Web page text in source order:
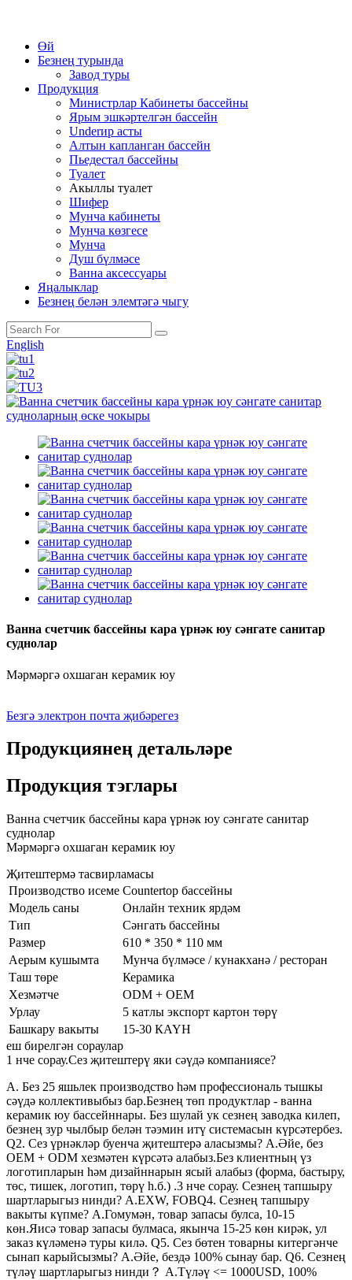
Өй
Безнең турында
Завод туры
Продукция
Министрлар Кабинеты бассейны
Ярым эшкәртелгән бассейн
Underир асты
Алтын капланган бассейн
Пьедестал бассейны
Туалет
Акыллы туалет
Шифер
Мунча кабинеты
Мунча көзгесе
Мунча
Душ бүлмәсе
Ванна аксессуары
Яңалыклар
Безнең белән элемтәгә чыгу
English
Ванна счетчик бассейны кара үрнәк юу сәнгате санитар
суднолар
Мәрмәргә охшаган керамик юу
Безгә электрон почта җибәрегез
Продукциянең детальләре
Продукция тэглары
Ванна счетчик бассейны кара үрнәк юу сәнгате санитар
суднолар
Мәрмәргә охшаган керамик юу
Җитештермә тасвирламасы
Производство исеме Countertop бассейны
Модель саны
Онлайн техник ярдәм
Тип
Сәнгать бассейны
Размер
610 * 350 * 110 мм
Аерым кушымта
Мунча бүлмәсе / кунакханә / ресторан
Таш төре
Керамика
Хезмәтче
ODM + OEM
Урлау
5 катлы экспорт картон төрү
Башкару вакыты
15-30 КAYН
еш бирелгән сораулар
1 нче сорау.Сез җитештерү яки сәүдә компаниясе?
A. Без 25 яшьлек производство һәм профессиональ тышкы
сәүдә коллективыбыз бар.Безнең төп продуктлар - ванна
керамик юу бассейннары. Без шулай ук ​​сезнең заводка килеп,
безнең зур чылбыр белән тәэмин итү системасын күрсәтербез.
Q2. Сез үрнәкләр буенча җитештерә аласызмы? А.Әйе, без
OEM + ODM хезмәтен күрсәтә алабыз.Без клиентның үз
логотипларын һәм дизайннарын ясый алабыз (форма, бастыру,
төс, тишек, логотип, төрү һ.б.) .3 нче сорау. Сезнең тапшыру
шартларыгыз нинди? А.EXW, FOBQ4. Сезнең тапшыру
вакыты күпме? А.Гомумән, товар запасы булса, 10-15
көн.Яисә товар запасы булмаса, якынча 15-25 көн кирәк, ул
заказ күләменә туры килә. Q5. Сез бөтен товарны китергәнче
сынап карыйсызмы? А.Әйе, бездә 100% сынау бар. Q6. Сезнең
түләү шартларыгыз нинди？ A.Түләү <= 1000USD, 100%